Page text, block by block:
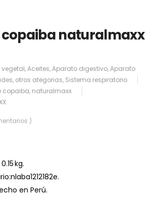
copaiba naturalmaxx
vegetal,Aceites,Aparato digestivo,Aparato
, otros ategorias, Sistema respiratorio
copaiba, naturalmaxx
)
0.15 kg.
en Perú.